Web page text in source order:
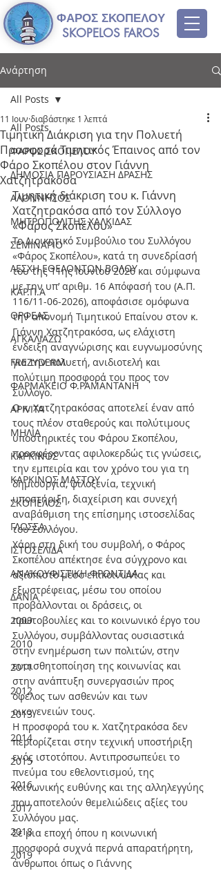
ΦΑΡΟΣ ΣΚΟΠΕΛΟΥ
SKOPELOS FAROS
Ανάρτηση
All Posts
ΦΑΡΟΣ ΣΚΟΠΕΛΟΥ
ΔΗΜΟΣΙΑ ΠΑΡΟΥΣΙΑΣΗ ΔΡΑΣΗΣ
ΑΛΟΝΝΗΣΟΣ
ΜΗΤΡΟΠΟΛΙΤΗΣ ΧΑΛΚΙΔΑΣ
ΣΕΜΙΝΑΡΙΟ
ΛΕΣΧΗ ΕΘΕΛΟΝΤΩΝ ΒΟΛΟΥ
ΚΑΡ.Π.Α
ΟΡΦΕΑΣ
ΑΓΚΑΛΙΑΖΩ
FREZYDERM
ΦΑΡΜΑΚΕΙΟ Φ.ΡΑΜΑΝΤΑΝΗ
APIVITA
ΜΗΛΙΑ
ΚΑΡΚΙΝΟΣ
ΚΑΡΚΙΝΟΣ ΜΑΣΤΟΥ
ΣΚΟΠΕΛΟΣ
ΓΛΩΣΣΑ
ΙΣΤΟΣΕΛΙΔΑ
ΑΝΑΚΟΥΦΙΣΤΙΚΗ ΦΡΟΝΤΙΔΑ
ΔΑΝΙΑ
2009
2010
2011
2012
2013
2014
2015
2016
2017
2018
2019
All Posts
Τιμητική Διάκριση για την Πολυετή
Προσφορά Τιμητικός Έπαινος από τον
Φάρο Σκοπέλου στον Γιάννη
Χατζητρακόσα
11 Ιουν διαβάστηκε 1 λεπτά
Τιμητική διάκριση του κ. Γιάννη
Χατζητρακόσα από τον Σύλλογο
«Φάρος Σκοπέλου»
Το Διοικητικό Συμβούλιο του Συλλόγου
«Φάρος Σκοπέλου», κατά τη συνεδρίασή
του της 11ης Ιουνίου 2026 και σύμφωνα
με την υπ’ αριθμ. 16 Απόφασή του (Α.Π.
116/11-06-2026), αποφάσισε ομόφωνα
την απονομή Τιμητικού Επαίνου στον κ.
Γιάννη Χατζητρακόσα, ως ελάχιστη
ένδειξη αναγνώρισης και ευγνωμοσύνης
για την πολυετή, ανιδιοτελή και
πολύτιμη προσφορά του προς τον
Σύλλογο.
Ο κ. Χατζητρακόσας αποτελεί έναν από
τους πλέον σταθερούς και πολύτιμους
υποστηρικτές του Φάρου Σκοπέλου,
προσφέροντας αφιλοκερδώς τις γνώσεις,
την εμπειρία και τον χρόνο του για τη
δημιουργία, φιλοξενία, τεχνική
υποστήριξη, διαχείριση και συνεχή
αναβάθμιση της επίσημης ιστοσελίδας
του Συλλόγου.
Χάρη στη δική του συμβολή, ο Φάρος
Σκοπέλου απέκτησε ένα σύγχρονο και
αξιόπιστο μέσο επικοινωνίας και
εξωστρέφειας, μέσω του οποίου
προβάλλονται οι δράσεις, οι
πρωτοβουλίες και το κοινωνικό έργο του
Συλλόγου, συμβάλλοντας ουσιαστικά
στην ενημέρωση των πολιτών, στην
ευαισθητοποίηση της κοινωνίας και
στην ανάπτυξη συνεργασιών προς
όφελος των ασθενών και των
οικογενειών τους.
Η προσφορά του κ. Χατζητρακόσα δεν
περιορίζεται στην τεχνική υποστήριξη
ενός ιστοτόπου. Αντιπροσωπεύει το
πνεύμα του εθελοντισμού, της
κοινωνικής ευθύνης και της αλληλεγγύης
που αποτελούν θεμελιώδεις αξίες του
Συλλόγου μας.
Σε μια εποχή όπου η κοινωνική
προσφορά συχνά περνά απαρατήρητη,
άνθρωποι όπως ο Γιάννης